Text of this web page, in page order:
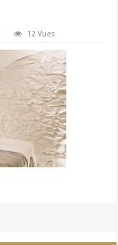
12 Vues